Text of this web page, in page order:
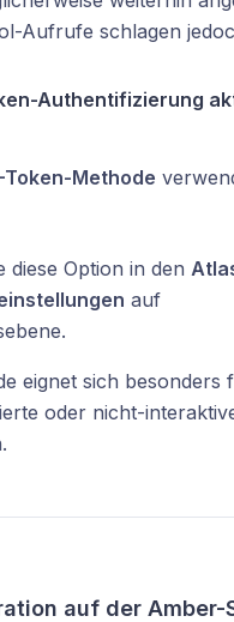
Aufrufe schlagen
Authentifizierung
Token-Methode
diese Option in den
auf
eignet sich besonders
oder nicht-
auf der Amber-